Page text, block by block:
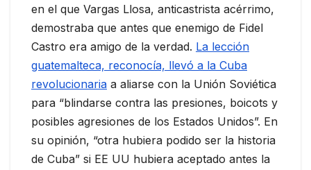
en el que Vargas Llosa, anticastrista acérrimo,
demostraba que antes que enemigo de Fidel
Castro era amigo de la verdad. La lección
guatemalteca, reconocía, llevó a la Cuba
revolucionaria a aliarse con la Unión Soviética
para “blindarse contra las presiones, boicots y
posibles agresiones de los Estados Unidos”. En
su opinión, “otra hubiera podido ser la historia
de Cuba” si EE UU hubiera aceptado antes la